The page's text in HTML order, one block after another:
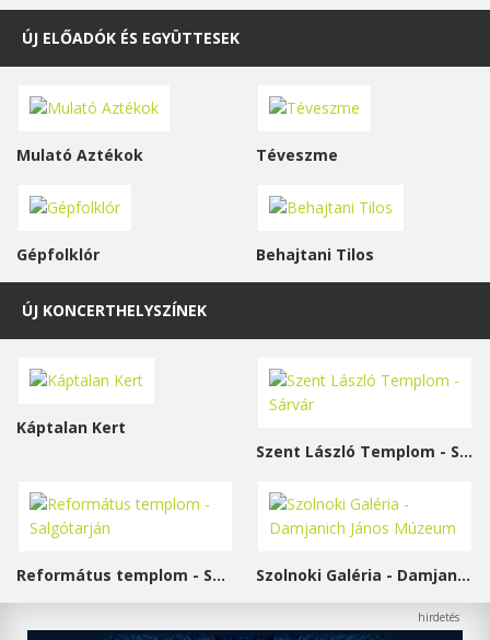
ÚJ ELŐADÓK ÉS EGYÜTTESEK
Mulató Aztékok Téveszme
Gépfolklór Behajtani Tilos
ÚJ KONCERTHELYSZÍNEK
Káptalan Kert
Szent László Templom - Sárvár
Református templom - Salgótarján Szolnoki Galéria - Damjanich János Múzeum